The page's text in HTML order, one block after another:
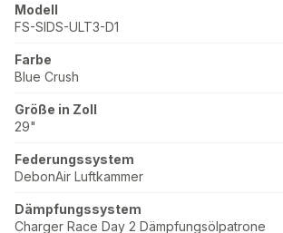
Modell
FS-SIDS-ULT3-D1
Farbe
Blue Crush
Größe in Zoll
29"
Federungssystem
DebonAir Luftkammer
Dämpfungssystem
Charger Race Day 2 Dämpfungsölpatrone